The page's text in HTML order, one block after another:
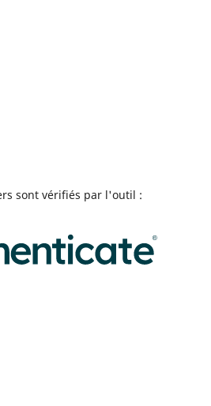
sont vérifiés par l'outil :